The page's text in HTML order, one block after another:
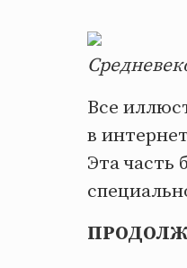
Все
в
Эта часть